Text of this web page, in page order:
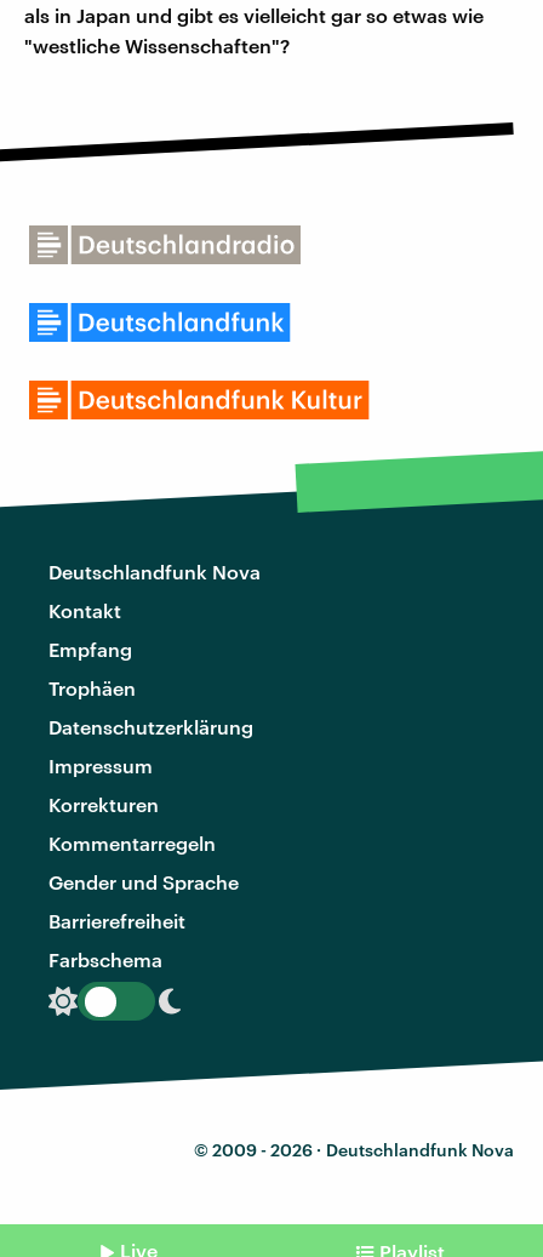
als in Japan und gibt es vielleicht gar so etwas wie
"westliche Wissenschaften"?
Deutschlandfunk Nova
Kontakt
Empfang
Trophäen
Datenschutzerklärung
Impressum
Korrekturen
Kommentarregeln
Gender und Sprache
Barrierefreiheit
Farbschema
© 2009 - 2026 · Deutschlandfunk Nova
Live Playlist